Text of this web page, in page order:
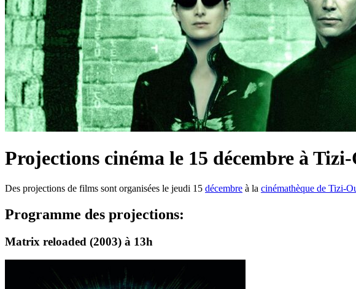
Projections cinéma le 15 décembre à
Des projections de films sont organisées le jeudi 15 décembre à la cinémathèque de Tizi-
Programme des projections:
Matrix reloaded (2003) à 13h